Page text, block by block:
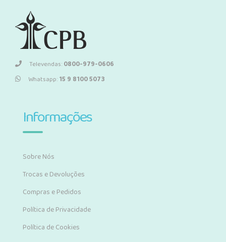
Televendas:0800-979-0606
Whatsapp:15 9 8100 5073
Informações
Sobre Nós
Trocas e Devoluções
Compras e Pedidos
Política de Privacidade
Política de Cookies